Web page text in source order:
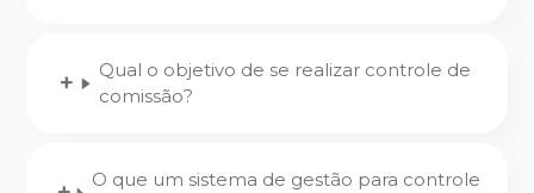
Qual o objetivo de se realizar controle de
comissão?
O que um sistema de gestão para controle